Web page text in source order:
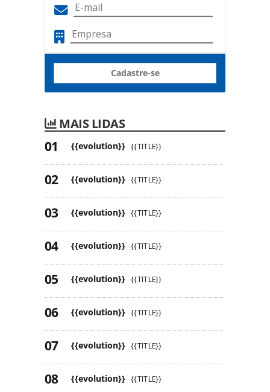
Cadastre-se
MAIS LIDAS
{{evolution}} {{TITLE}}
{{evolution}} {{TITLE}}
{{evolution}} {{TITLE}}
{{evolution}} {{TITLE}}
{{evolution}} {{TITLE}}
{{evolution}} {{TITLE}}
{{evolution}} {{TITLE}}
{{evolution}} {{TITLE}}